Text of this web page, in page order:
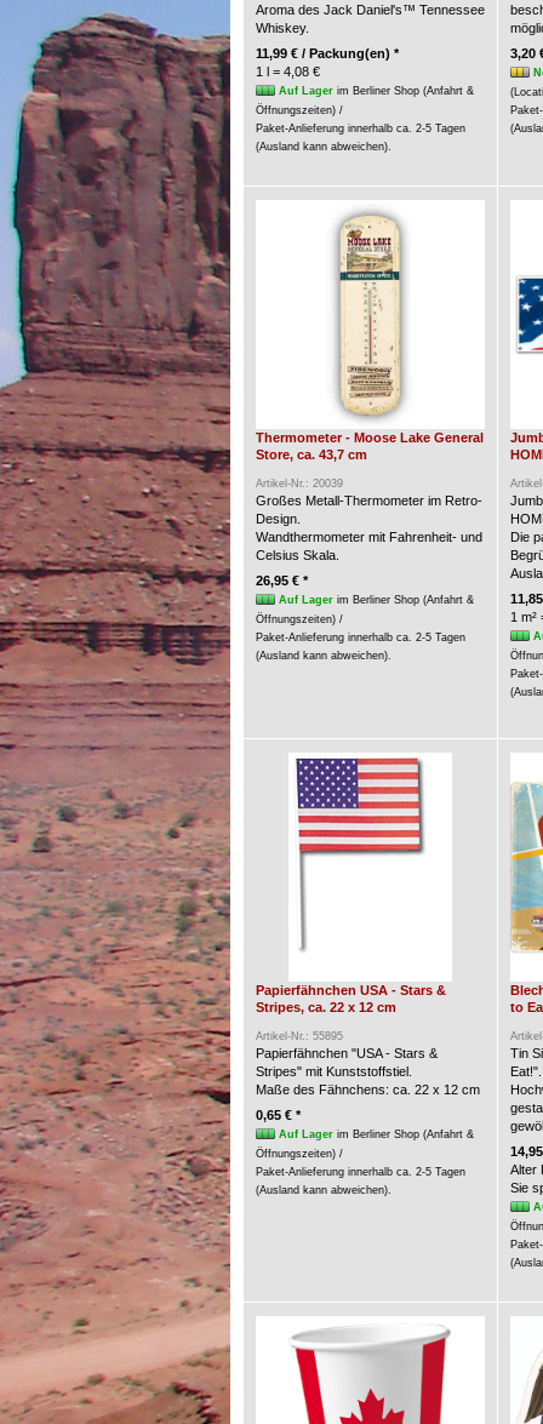
Aroma des Jack Daniel's™ Tennessee
Whiskey.
11,99 € / Packung(en) *
1 l = 4,08 €
Auf Lagerim Berliner Shop (Anfahrt &
Öffnungszeiten) /
Paket-Anlieferung innerhalb ca. 2-5 Tagen
(Ausland kann abweichen).
3,20
Thermometer - Moose Lake General
Store, ca. 43,7 cm
Artikel-Nr.: 20039
Großes Metall-Thermometer im Retro-
Design.
Wandthermometer mit Fahrenheit- und
Celsius Skala.
26,95 € *
Auf Lagerim Berliner Shop (Anfahrt &
Öffnungszeiten) /
Paket-Anlieferung innerhalb ca. 2-5 Tagen
(Ausland kann abweichen).
Die
1 m²
Papierfähnchen USA - Stars &
Stripes, ca. 22 x 12 cm
Artikel-Nr.: 55895
Papierfähnchen "USA - Stars &
Stripes" mit Kunststoffstiel.
Maße des Fähnchens: ca. 22 x 12 cm
0,65 € *
Auf Lagerim Berliner Shop (Anfahrt &
Öffnungszeiten) /
Paket-Anlieferung innerhalb ca. 2-5 Tagen
(Ausland kann abweichen).
to
Tin
Eat!".
Alter
Sie